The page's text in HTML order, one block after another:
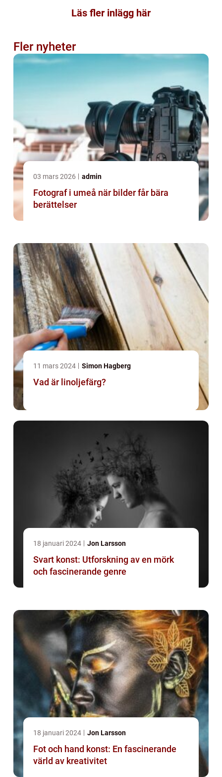
Läs fler inlägg här
Fler nyheter
03 mars 2026 admin
Fotograf i umeå när bilder får bära
berättelser
11 mars 2024 Simon Hagberg
Vad är linoljefärg?
18 januari 2024 Jon Larsson
Svart konst: Utforskning av en mörk
och fascinerande genre
18 januari 2024 Jon Larsson
Fot och hand konst: En fascinerande
värld av kreativitet